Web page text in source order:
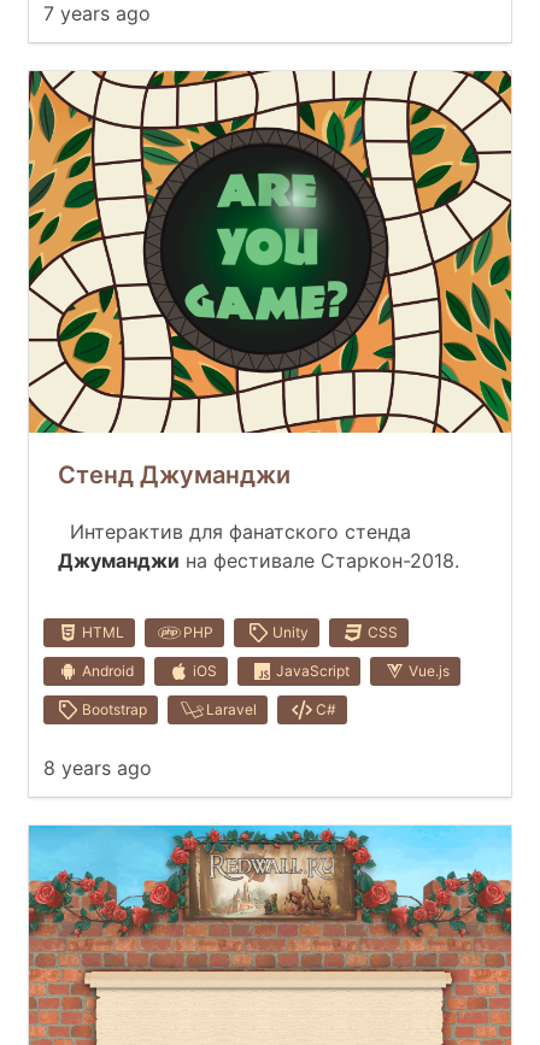
7 years ago
Стенд Джуманджи
Интерактив для фанатского стенда
Джуманджи на фестивале Старкон-2018.
HTML PHP Unity CSS
Android iOS JavaScript Vue.js
Bootstrap Laravel C#
8 years ago